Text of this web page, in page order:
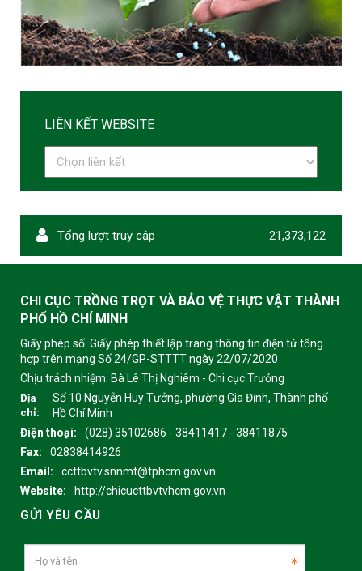
LIÊN KẾT WEBSITE
Tổng lượt truy cập 21,373,122
CHI CỤC TRỒNG TRỌT VÀ BẢO VỆ THỰC VẬT THÀNH
PHỐ HỒ CHÍ MINH
Giấy phép số: Giấy phép thiết lập trang thông tin điện tử tổng
hợp trên mạng Số 24/GP-STTTT ngày 22/07/2020
Chịu trách nhiệm: Bà Lê Thị Nghiêm - Chi cục Trưởng
Địa
chỉ:
Số 10 Nguyễn Huy Tưởng, phường Gia Định, Thành phố
Hồ Chí Minh
Điện thoại:
(028) 35102686 - 38411417 - 38411875
Fax:
02838414926
Email:
ccttbvtv.snnmt@tphcm.gov.vn
Website:
http://chicucttbvtvhcm.gov.vn
GỬI YÊU CẦU